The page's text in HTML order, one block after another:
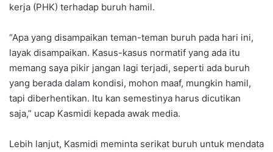
kerja (PHK) terhadap buruh hamil.
“Apa yang disampaikan teman-teman buruh pada hari ini,
layak disampaikan. Kasus-kasus normatif yang ada itu
memang saya pikir jangan lagi terjadi, seperti ada buruh
yang berada dalam kondisi, mohon maaf, mungkin hamil,
tapi diberhentikan. Itu kan semestinya harus dicutikan
saja,” ucap Kasmidi kepada awak media.
Lebih lanjut, Kasmidi meminta serikat buruh untuk mendata